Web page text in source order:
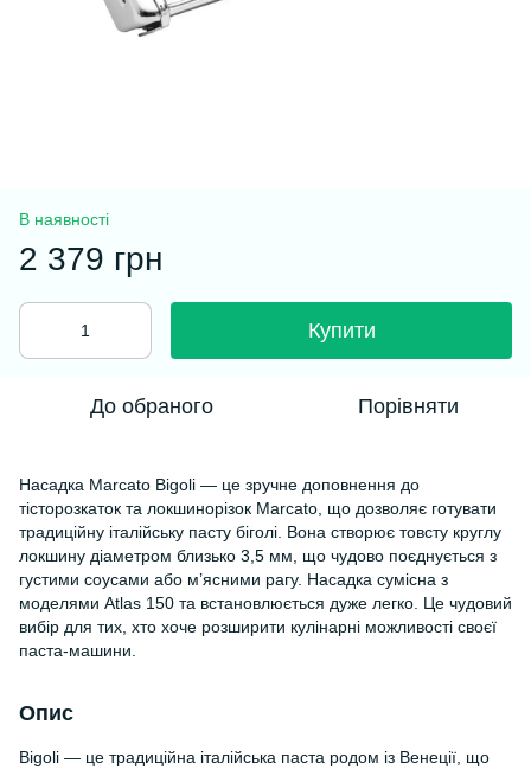
В наявності
2 379 грн
Купити
До обраного Порівняти
Насадка Marcato Bigoli — це зручне доповнення до
тісторозкаток та локшинорізок Marcato, що дозволяє готувати
традиційну італійську пасту біголі. Вона створює товсту круглу
локшину діаметром близько 3,5 мм, що чудово поєднується з
густими соусами або м’ясними рагу. Насадка сумісна з
моделями Atlas 150 та встановлюється дуже легко. Це чудовий
вибір для тих, хто хоче розширити кулінарні можливості своєї
паста-машини.
Опис
Bigoli — це традиційна італійська паста родом із Венеції, що